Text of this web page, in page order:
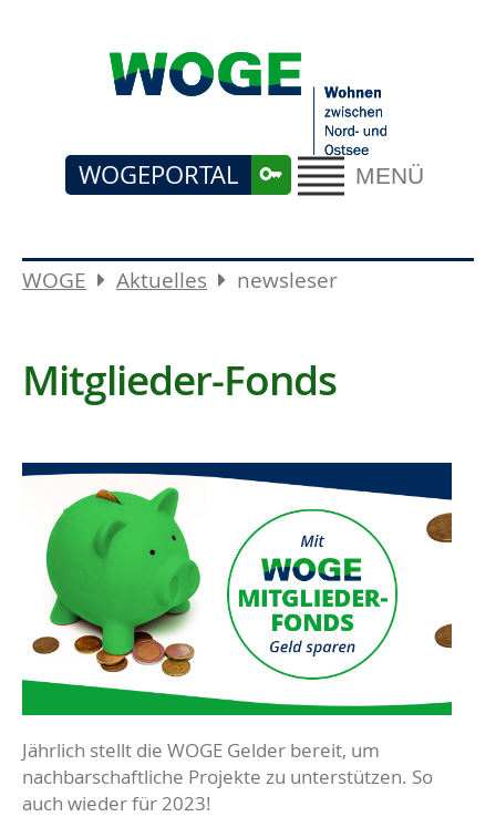
MENÜ
WOGEPORTAL
WOGE Aktuelles newsleser
Mitglieder-Fonds
Jährlich stellt die WOGE Gelder bereit, um
nachbarschaftliche Projekte zu unterstützen. So
auch wieder für 2023!